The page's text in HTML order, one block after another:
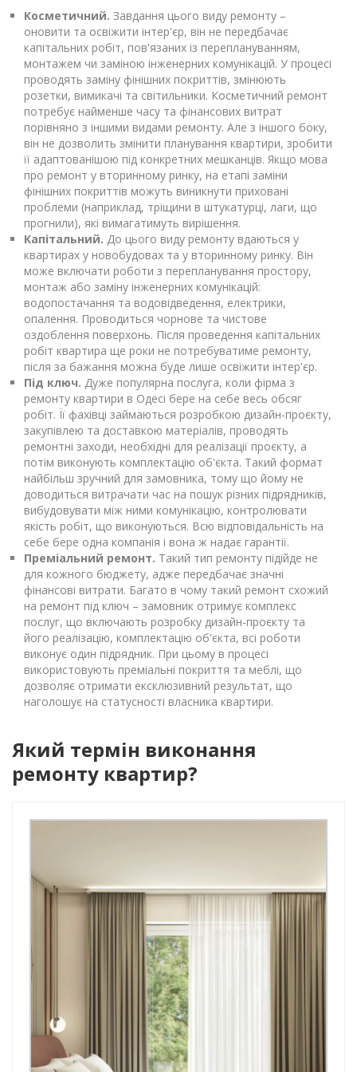
Косметичний. Завдання цього виду ремонту –
оновити та освіжити інтер'єр, він не передбачає
капітальних робіт, пов'язаних із переплануванням,
монтажем чи заміною інженерних комунікацій. У процесі
проводять заміну фінішних покриттів, змінюють
розетки, вимикачі та світильники. Косметичний ремонт
потребує найменше часу та фінансових витрат
порівняно з іншими видами ремонту. Але з іншого боку,
він не дозволить змінити планування квартири, зробити
її адаптованішою під конкретних мешканців. Якщо мова
про ремонт у вторинному ринку, на етапі заміни
фінішних покриттів можуть виникнути приховані
проблеми (наприклад, тріщини в штукатурці, лаги, що
прогнили), які вимагатимуть вирішення.
Капітальний. До цього виду ремонту вдаються у
квартирах у новобудовах та у вторинному ринку. Він
може включати роботи з перепланування простору,
монтаж або заміну інженерних комунікацій:
водопостачання та водовідведення, електрики,
опалення. Проводиться чорнове та чистове
оздоблення поверхонь. Після проведення капітальних
робіт квартира ще роки не потребуватиме ремонту,
після за бажання можна буде лише освіжити інтер'єр.
Під ключ. Дуже популярна послуга, коли фірма з
ремонту квартири в Одесі бере на себе весь обсяг
робіт. Її фахівці займаються розробкою дизайн-проєкту,
закупівлею та доставкою матеріалів, проводять
ремонтні заходи, необхідні для реалізації проєкту, а
потім виконують комплектацію об'єкта. Такий формат
найбільш зручний для замовника, тому що йому не
доводиться витрачати час на пошук різних підрядників,
вибудовувати між ними комунікацію, контролювати
якість робіт, що виконуються. Всю відповідальність на
себе бере одна компанія і вона ж надає гарантії.
Преміальний ремонт. Такий тип ремонту підійде не
для кожного бюджету, адже передбачає значні
фінансові витрати. Багато в чому такий ремонт схожий
на ремонт під ключ – замовник отримує комплекс
послуг, що включають розробку дизайн-проєкту та
його реалізацію, комплектацію об'єкта, всі роботи
виконує один підрядник. При цьому в процесі
використовують преміальні покриття та меблі, що
дозволяє отримати ексклюзивний результат, що
наголошує на статусності власника квартири.
Який термін виконання
ремонту квартир?